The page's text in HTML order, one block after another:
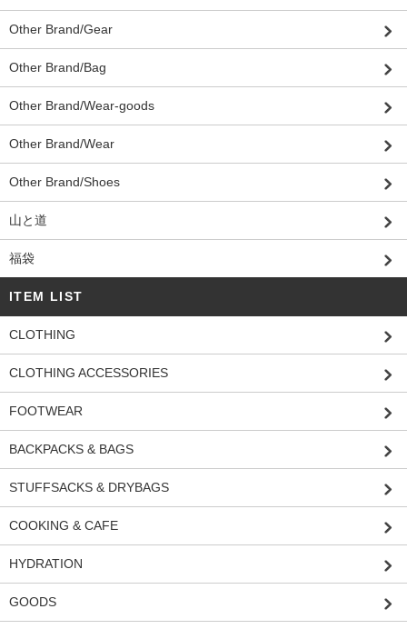
Other Brand/Gear
Other Brand/Bag
Other Brand/Wear-goods
Other Brand/Wear
Other Brand/Shoes
山と道
福袋
ITEM LIST
CLOTHING
CLOTHING ACCESSORIES
FOOTWEAR
BACKPACKS & BAGS
STUFFSACKS & DRYBAGS
COOKING & CAFE
HYDRATION
GOODS